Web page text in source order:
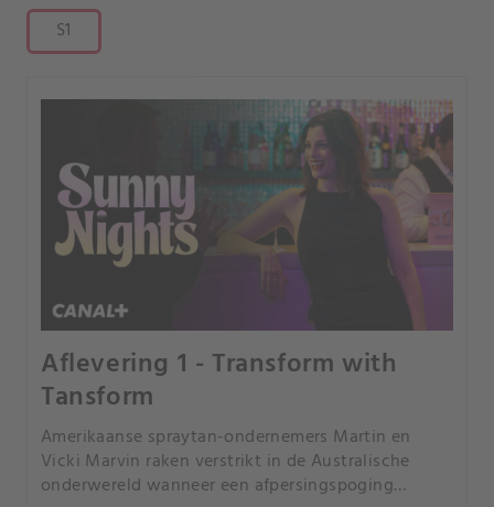
S1
Aflevering 1 - Transform with
Tansform
Amerikaanse spraytan-ondernemers Martin en
Vicki Marvin raken verstrikt in de Australische
onderwereld wanneer een afpersingspoging